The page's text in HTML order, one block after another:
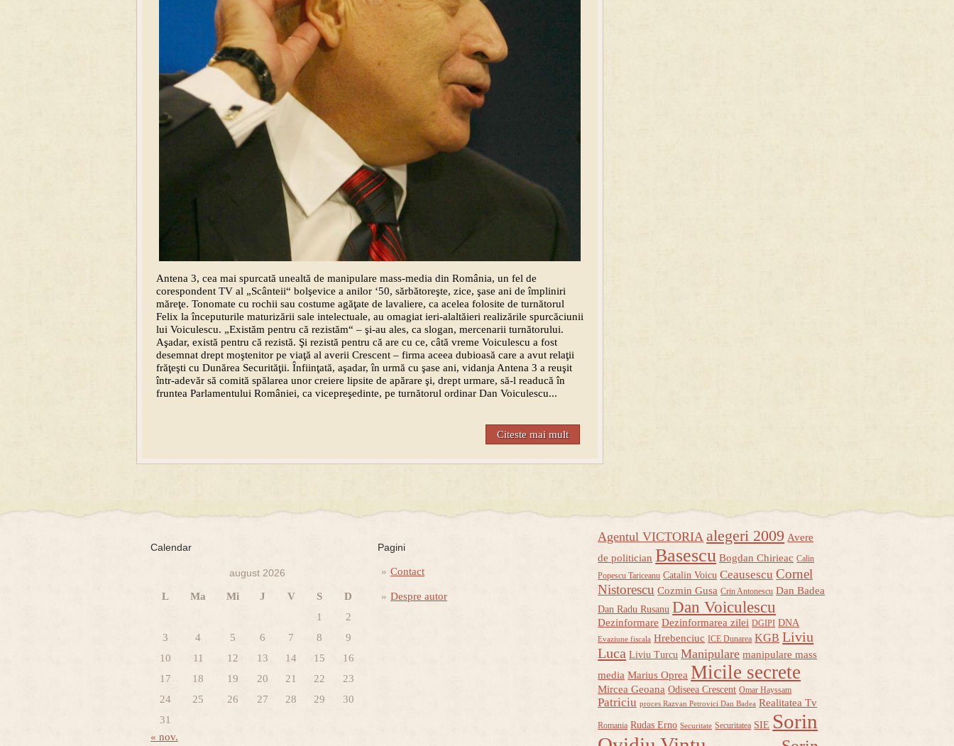
Antena 3, cea mai spurcată unealtă de manipulare mass-media din România, un fel de
corespondent TV al „Scânteii“ bolşevice a anilor ‘50, sărbătoreşte, zice, şase ani de împliniri
măreţe. Tonomate cu rochii sau costume agăţate de lavaliere, ca acelea folosite de turnătorul
Felix la începuturile maturizării sale intelectuale, au omagiat ieri-alaltăieri realizările spurcăciunii
lui Voiculescu. „Existăm pentru că rezistăm“ – şi-au ales, ca slogan, mercenarii turnătorului.
Aşadar, există pentru că rezistă. Şi rezistă pentru că are cu ce, câtă vreme Voiculescu a fost
desemnat drept moştenitor pe viaţă al averii Crescent – firma aceea dubioasă care a avut relaţii
frăţeşti cu Dunărea Securităţii. Înfiinţată, aşadar, în urmă cu şase ani, vidanja Antena 3 a reuşit
într-adevăr să comită spălarea unor creiere lipsite de apărare şi, drept urmare, să-l readucă în
fruntea Parlamentului României, ca vicepreşedinte, pe turnătorul ordinar Dan Voiculescu...
Citeste mai mult
Calendar
august 2026
L Ma Mi J V S
D
1
2
3
4 5 6 7 8
9
10
11 12 13 14 15
16
17
18 19 20 21 22
23
24
25 26 27 28 29
30
31
« nov.
Pagini
Contact
Despre autor
Agentul VICTORIA alegeri 2009 Avere
de politician Basescu Bogdan Chirieac Calin
Popescu Tariceanu Catalin Voicu Ceausescu Cornel
Nistorescu Cozmin Gusa Crin Antonescu Dan Badea
Dan Radu Rusanu Dan Voiculescu
Dezinformare Dezinformarea zilei DGIPI DNA
Evaziune fiscala Hrebenciuc ICE Dunarea KGB Liviu
Luca Liviu Turcu Manipulare manipulare mass
media Marius Oprea Micile secrete
Mircea Geoana Odiseea Crescent Omar Hayssam
Patriciu proces Razvan Petrovici Dan Badea Realitatea Tv
Romania Rudas Erno Securitate Securitatea SIE Sorin